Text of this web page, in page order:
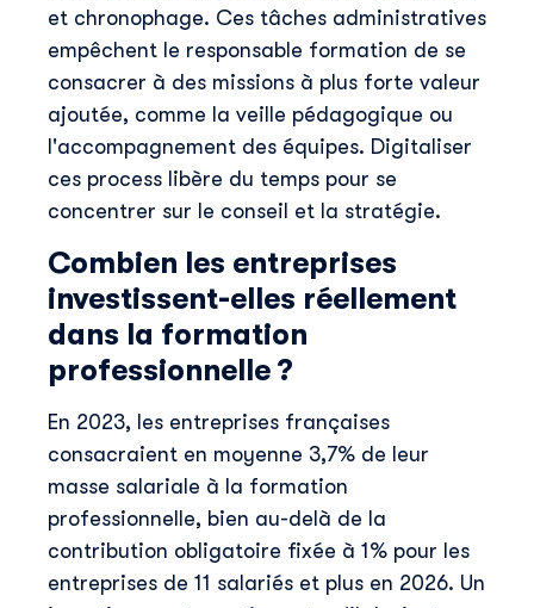
et chronophage. Ces tâches administratives
empêchent le responsable formation de se
consacrer à des missions à plus forte valeur
ajoutée, comme la veille pédagogique ou
l'accompagnement des équipes. Digitaliser
ces process libère du temps pour se
concentrer sur le conseil et la stratégie.
Combien les entreprises
investissent-elles réellement
dans la formation
professionnelle ?
En 2023, les entreprises françaises
consacraient en moyenne 3,7% de leur
masse salariale à la formation
professionnelle, bien au-delà de la
contribution obligatoire fixée à 1% pour les
entreprises de 11 salariés et plus en 2026. Un